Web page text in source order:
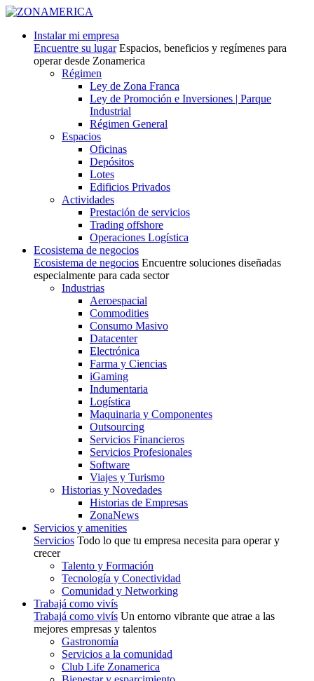
Instalar mi empresa
Encuentre su lugar Espacios, beneficios y regímenes para
operar desde Zonamerica
Régimen
Ley de Zona Franca
Ley de Promoción e Inversiones | Parque
Industrial
Régimen General
Espacios
Oficinas
Depósitos
Lotes
Edificios Privados
Actividades
Prestación de servicios
Trading offshore
Operaciones Logística
Ecosistema de negocios
Ecosistema de negocios Encuentre soluciones diseñadas
especialmente para cada sector
Industrias
Aeroespacial
Commodities
Consumo Masivo
Datacenter
Electrónica
Farma y Ciencias
iGaming
Indumentaria
Logística
Maquinaria y Componentes
Outsourcing
Servicios Financieros
Servicios Profesionales
Software
Viajes y Turismo
Historias y Novedades
Historias de Empresas
ZonaNews
Servicios y amenities
Servicios Todo lo que tu empresa necesita para operar y
crecer
Talento y Formación
Tecnología y Conectividad
Comunidad y Networking
Trabajá como vivís
Trabajá como vivís Un entorno vibrante que atrae a las
mejores empresas y talentos
Gastronomía
Servicios a la comunidad
Club Life Zonamerica